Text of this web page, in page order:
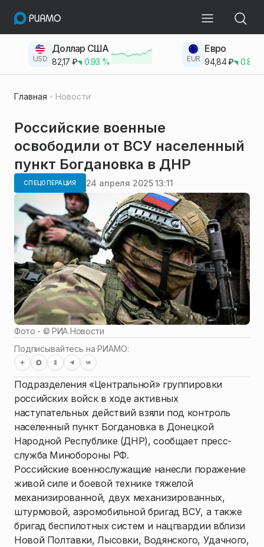
USD
Доллар США
82,17 ₽ 0.93 % EUR
Евро
94,84₽ 0.83
Главная Новости
Российские военные
освободили от ВСУ населенный
пункт Богдановка в ДНР
СПЕЦОПЕРАЦИЯ 24 апреля 2025 13:11
Фото - ©РИА Новости
Подписывайтесь на РИАМО:
Подразделения «Центральной» группировки
российских войск в ходе активных
наступательных действий взяли под контроль
населенный пункт Богдановка в Донецкой
Народной Республике (ДНР), сообщает пресс-
служба Минобороны РФ.
Российские военнослужащие нанесли поражение
живой силе и боевой технике тяжелой
механизированной, двух механизированных,
штурмовой, аэромобильной бригад ВСУ, а также
бригад беспилотных систем и нацгвардии вблизи
Новой Полтавки, Лысовки, Водянского, Удачного,